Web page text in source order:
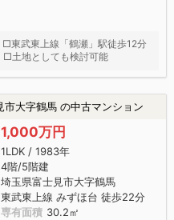
東武東上線「鶴瀬」駅徒歩12分
□土地としても検討可能
大字鶴馬 の中古マンション
1,000万円
1LDK / 1983年
4階/5階建
埼玉県富士見市大字鶴馬
東武東上線 みずほ台 徒歩22分
専有面積 30.2㎡